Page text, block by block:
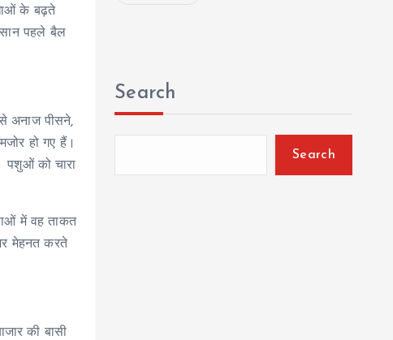
के बढ़ते
पहले बैल
अनाज पीसने,
हो गए हैं।
पशुओं को चारा
में वह ताकत
मेहनत करते
की बासी
Search
Search